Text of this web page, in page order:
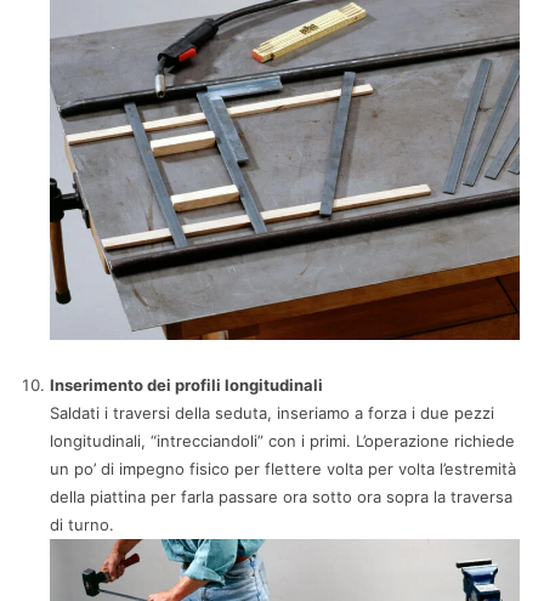
Inserimento dei profili longitudinali
Saldati i traversi della seduta, inseriamo a forza i due pezzi
longitudinali, “intrecciandoli” con i primi. L’operazione richiede
un po’ di impegno fisico per flettere volta per volta l’estremità
della piattina per farla passare ora sotto ora sopra la traversa
di turno.